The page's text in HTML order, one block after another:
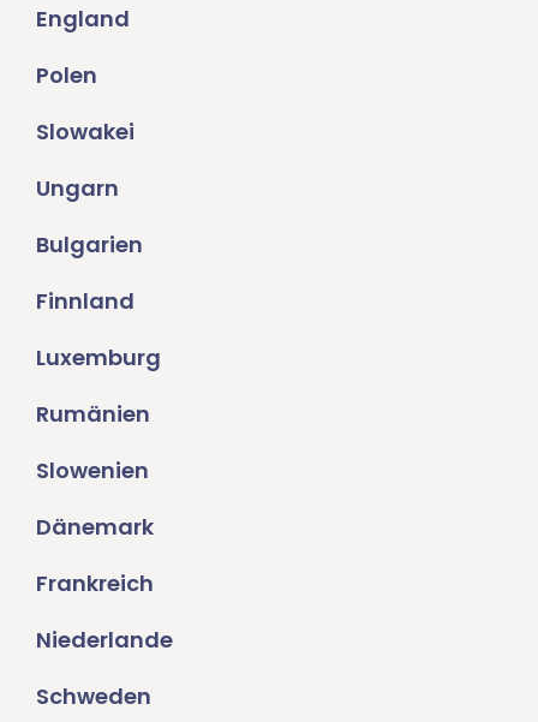
England
Polen
Slowakei
Ungarn
Bulgarien
Finnland
Luxemburg
Rumänien
Slowenien
Dänemark
Frankreich
Niederlande
Schweden